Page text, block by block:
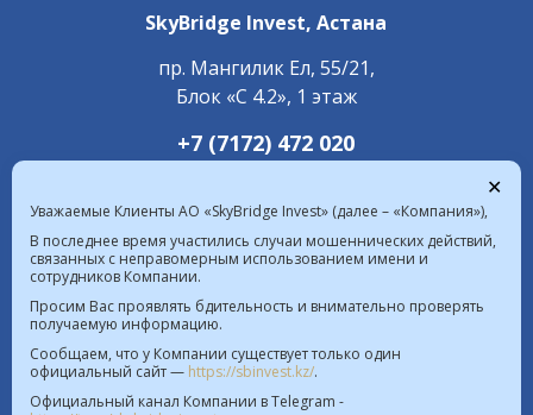
SkyBridge Invest,Астана
пр. Мангилик Ел, 55/21,
Блок «С 4.2», 1 этаж
+7 (7172) 472 020
Курс валют в РК на 08.08.2026  |  $ 469.93 KZT
€ 541.64 KZT
Политика Информационной безопасности
✕
Уважаемые Клиенты АО «SkyBridge Invest» (далее – «Компания»),
В последнее время участились случаи мошеннических действий,
связанных с неправомерным использованием имени и
сотрудников Компании.
Просим Вас проявлять бдительность и внимательно проверять
получаемую информацию.
Сообщаем, что у Компании существует только один
официальный сайт — https://sbinvest.kz/.
Официальный канал Компании в Telegram -